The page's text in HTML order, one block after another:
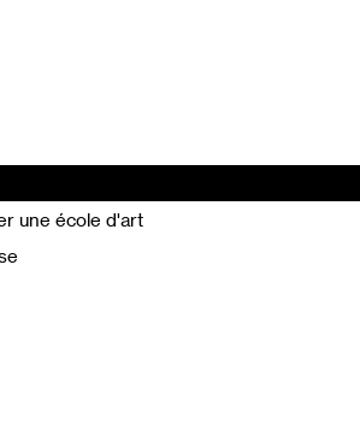
une école d'art